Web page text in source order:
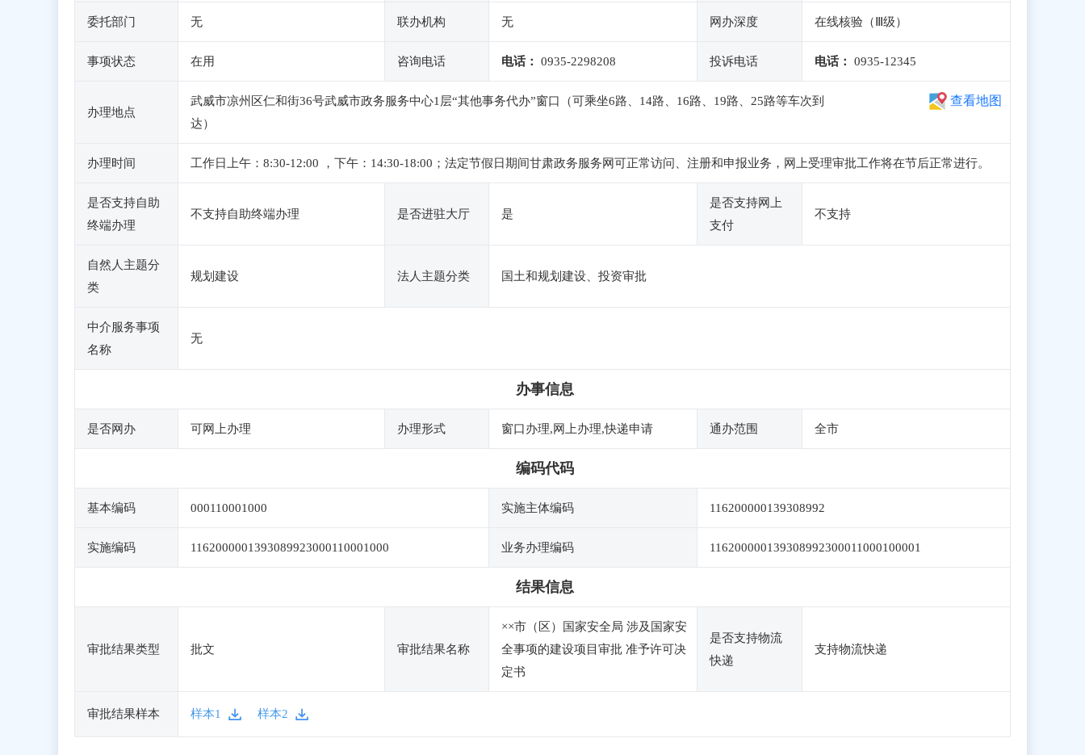
委托部门 无 联办机构 无 网办深度 在线核验（Ⅲ级）
事项状态 在用 咨询电话 电话： 0935-2298208 投诉电话 电话： 0935-12345
办理地点
武威市凉州区仁和街36号武威市政务服务中心1层“其他事务代办”窗口（可乘坐6路、14路、16路、19路、25路等车次到
达）
查看地图
办理时间 工作日上午：8:30-12:00 ，下午：14:30-18:00；法定节假日期间甘肃政务服务网可正常访问、注册和申报业务，网上受理审批工作将在节后正常进行。
是否支持自助
终端办理
不支持自助终端办理 是否进驻大厅 是
是否支持网上
支付
不支持
自然人主题分
类
规划建设 法人主题分类 国土和规划建设、投资审批
中介服务事项
名称
无
办事信息
是否网办 可网上办理 办理形式 窗口办理,网上办理,快递申请 通办范围 全市
编码代码
基本编码 000110001000 实施主体编码 116200000139308992
实施编码 1162000001393089923000110001000 业务办理编码 116200000139308992300011000100001
结果信息
审批结果类型 批文 审批结果名称
××市（区）国家安全局 涉及国家安
全事项的建设项目审批 准予许可决
定书
是否支持物流
快递
支持物流快递
审批结果样本 样本1 样本2